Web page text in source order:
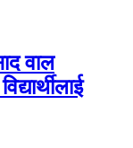
वाल